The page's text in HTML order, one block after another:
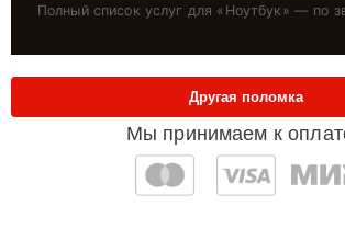
Полный список услуг для « Ноутбук » — по
Мы принимаем к
Другая поломка